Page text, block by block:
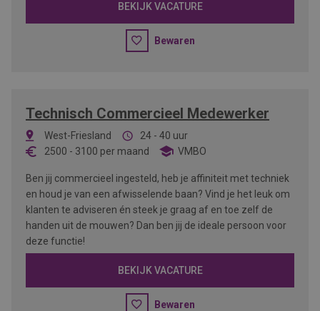
BEKIJK VACATURE
Bewaren
Technisch Commercieel Medewerker
West-Friesland
24 - 40 uur
2500 - 3100 per maand VMBO
Ben jij commercieel ingesteld, heb je affiniteit met techniek
en houd je van een afwisselende baan? Vind je het leuk om
klanten te adviseren én steek je graag af en toe zelf de
handen uit de mouwen? Dan ben jij de ideale persoon voor
deze functie!
BEKIJK VACATURE
Bewaren